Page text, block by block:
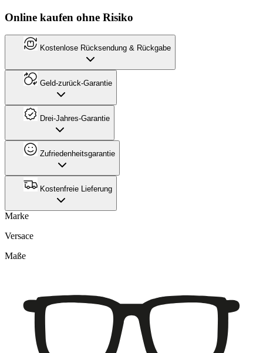
Online kaufen ohne Risiko
Kostenlose Rücksendung & Rückgabe
Geld-zurück-Garantie
Drei-Jahres-Garantie
Zufriedenheitsgarantie
Kostenfreie Lieferung
Marke
Versace
Maße